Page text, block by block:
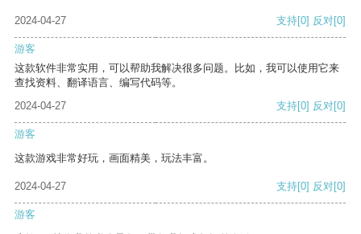
2024-04-27 支持[0] 反对[0]
游客
这款软件非常实用，可以帮助我解决很多问题。比如，我可以使用它来
查找资料、翻译语言、编写代码等。
2024-04-27
支持[0] 反对[0]
游客
这款游戏非常好玩，画面精美，玩法丰富。
2024-04-27 支持[0] 反对[0]
游客